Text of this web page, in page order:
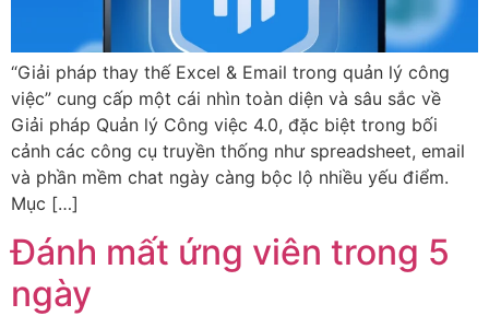
“Giải pháp thay thế Excel & Email trong quản lý công
việc” cung cấp một cái nhìn toàn diện và sâu sắc về
Giải pháp Quản lý Công việc 4.0, đặc biệt trong bối
cảnh các công cụ truyền thống như spreadsheet, email
và phần mềm chat ngày càng bộc lộ nhiều yếu điểm.
Mục […]
Đánh mất ứng viên trong 5
ngày